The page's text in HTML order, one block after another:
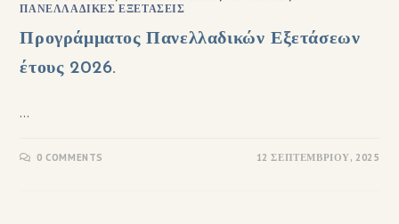
ΠΑΝΕΛΛΑΔΙΚΈΣ ΕΞΕΤΆΣΕΙΣ
Προγράμματος Πανελλαδικών Εξετάσεων
έτους 2026.
…
0 COMMENTS 12 ΣΕΠΤΕΜΒΡΊΟΥ, 2025